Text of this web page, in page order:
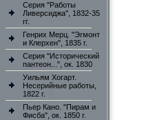
Серия "Работы
Ливерсиджа", 1832-35
гг.
Генрих Мерц. "Эгмонт
и Клерхен", 1835 г.
Серия "Исторический
пантеон...", ок. 1830
Уильям Хогарт.
Несерийные работы,
1822 г.
Пьер Кано. "Пирам и
Фисба", ок. 1850 г.